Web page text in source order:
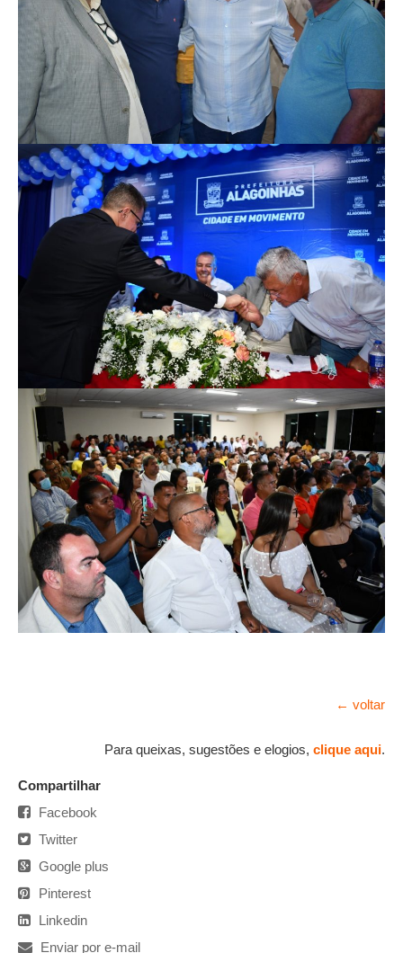
← voltar
Para queixas, sugestões e elogios, clique aqui.
Compartilhar
Facebook
Twitter
Google plus
Pinterest
Linkedin
Enviar por e-mail